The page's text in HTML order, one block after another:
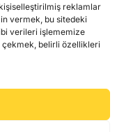
reklamlar
vermek, bu sitedeki
verileri işlememize
çekmek, belirli özellikleri